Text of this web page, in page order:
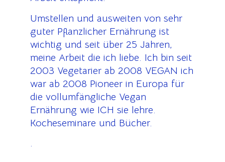
Umstellen und ausweiten von sehr
guter Pflanzlicher Ernährung ist
wichtig und seit über 25 Jahren,
meine Arbeit die ich liebe. Ich bin seit
2003 Vegetarier ab 2008 VEGAN ich
war ab 2008 Pioneer in Europa für
die vollumfängliche Vegan
Ernährung wie ICH sie lehre.
Kocheseminare und Bücher.
.